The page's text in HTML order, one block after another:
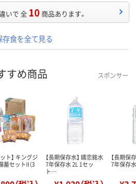
違いで 全 10 商品あります。
食を全て見る
すめ商品 スポンサー
ト】 キングジ
蓄セットII（3
【長期保存水】 嬬恋銘水
7年保存水 2L 1セッ
ト…
【長期保
7年保存